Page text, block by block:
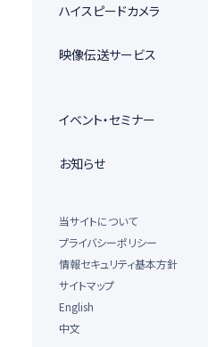
ハイスピードカメラ
映像伝送サービス
イベント・セミナー
お知らせ
当サイトについて
プライバシーポリシー
情報セキュリティ基本方針
サイトマップ
English
中文